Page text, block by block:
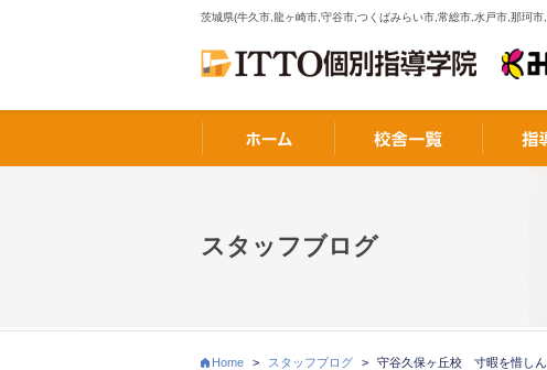
茨城県(牛久市,龍ヶ崎市,守谷市,つくばみらい市,常総市,水戸市,那珂
スタッフブログ
Home > スタッフブログ > 守谷久保ヶ丘校 寸暇を惜し